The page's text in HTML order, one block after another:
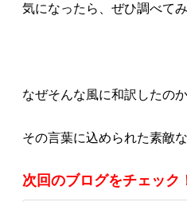
気になったら、ぜひ調べて
なぜそんな風に和訳したの
その言葉に込められた素敵
次回のブログをチェック